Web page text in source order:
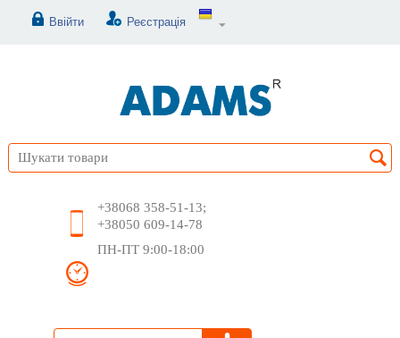
Ввійти Реєстрація
+38068 358-51-13;
+38050 609-14-78
ПН-ПТ 9:00-18:00